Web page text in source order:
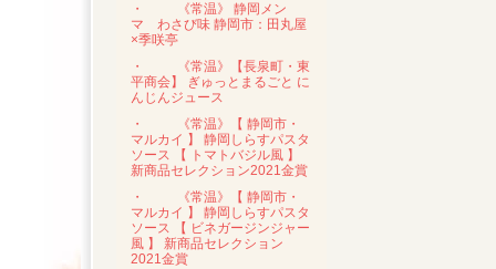
・
《常温》 静岡メン
マ わさび味 静岡市：田丸屋
×季咲亭
・
《常温》【長泉町・東
平商会】 ぎゅっとまるごと に
んじんジュース
・
《常温》【 静岡市・
マルカイ 】 静岡しらすパスタ
ソース 【 トマトバジル風 】
新商品セレクション2021金賞
・
《常温》【 静岡市・
マルカイ 】 静岡しらすパスタ
ソース 【 ビネガージンジャー
風 】 新商品セレクション
2021金賞